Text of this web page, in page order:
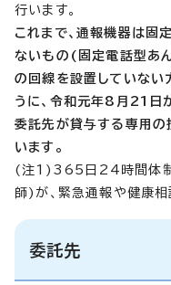
行います。
これまで、通報機器は固
ないもの(固定電話型あ
の回線を設置していない
うに、令和元年8月21日
委託先が貸与する専用
います。
(注1)365日24時間体制
師)が、緊急通報や健康相
委託先